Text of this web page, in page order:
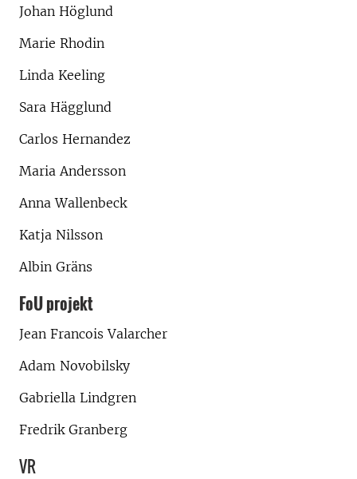
Johan Höglund
Marie Rhodin
Linda Keeling
Sara Hägglund
Carlos Hernandez
Maria Andersson
Anna Wallenbeck
Katja Nilsson
Albin Gräns
FoU projekt
Jean Francois Valarcher
Adam Novobilsky
Gabriella Lindgren
Fredrik Granberg
VR